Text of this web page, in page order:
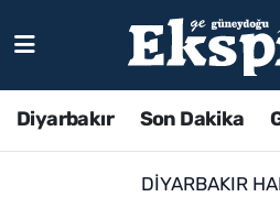
Diyarbakır Son Dakika
DIYARBAKIR